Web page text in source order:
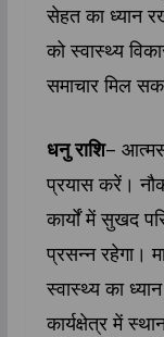
सेहत का ध्यान
को स्वास्थ्‍य
समाचार मिल
धनु राशि–
प्रयास करें।
कार्यों में सुखद
प्रसन्न रहेगा।
स्वास्थ्‍य का
कार्यक्षेत्र में